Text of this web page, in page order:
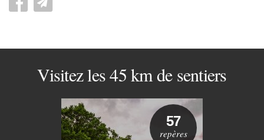
Visitez les 45 km de sentiers
57
repères